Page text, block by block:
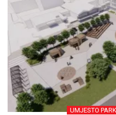
UMJESTO